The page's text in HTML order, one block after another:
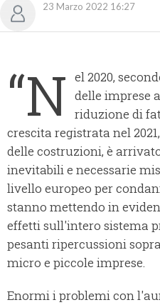
23 Marzo 2022 16:27
“N el 2020,
delle imprese
riduzione di
crescita registrata nel
delle costruzioni, è
inevitabili e necessarie
livello europeo per
stanno mettendo in
effetti sull'intero sistema
pesanti ripercussioni
micro e piccole imprese.
Enormi i problemi con